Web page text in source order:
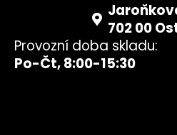
702 00
Provozní doba skladu:
Po-Čt, 8:00-15:30